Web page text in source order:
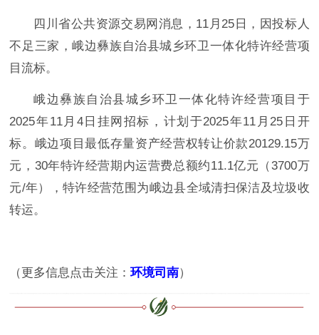
四川省公共资源交易网消息，11月25日，因投标人
不足三家，峨边彝族自治县城乡环卫一体化特许经营项
目流标。
峨边彝族自治县城乡环卫一体化特许经营项目于
2025年11月4日挂网招标，计划于2025年11月25日开
标。峨边项目最低存量资产经营权转让价款20129.15万
元，30年特许经营期内运营费总额约11.1亿元（3700万
元/年），特许经营范围为峨边县全域清扫保洁及垃圾收
转运。
（更多信息点击关注：环境司南）